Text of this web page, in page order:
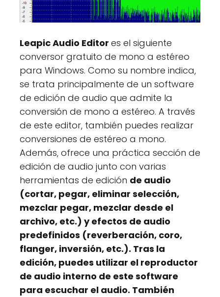
Leapic Audio Editor es el siguiente
conversor gratuito de mono a estéreo
para Windows. Como su nombre indica,
se trata principalmente de un software
de edición de audio que admite la
conversión de mono a estéreo. A través
de este editor, también puedes realizar
conversiones de estéreo a mono.
Además, ofrece una práctica sección de
edición de audio junto con varias
herramientas de edición de audio
(cortar, pegar, eliminar selección,
mezclar pegar, mezclar desde el
archivo, etc.) yefectos de audio
predefinidos (reverberación, coro,
flanger, inversión, etc.). Tras la
edición, puedes utilizar el reproductor
de audio interno de este software
para escuchar el audio. También